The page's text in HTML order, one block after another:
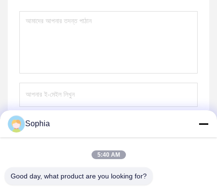
Sophia
5:40 AM
Good day, what product are you looking for?